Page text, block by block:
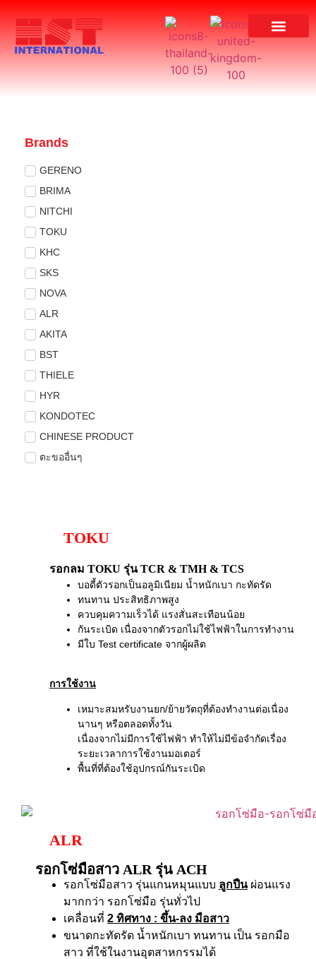
Brands
GERENO
BRIMA
NITCHI
TOKU
KHC
SKS
NOVA
ALR
AKITA
BST
THIELE
HYR
KONDOTEC
CHINESE PRODUCT
ตะขออื่นๆ
TOKU
รอกลม TOKU รุ่น TCR & TMH & TCS
บอดี้ตัวรอกเป็นอลูมิเนียม น้ำหนักเบา กะทัดรัด
ทนทาน ประสิทธิภาพสูง
ควบคุมความเร็วได้ แรงสั่นสะเทือนน้อย
กันระเบิด เนื่องจากตัวรอกไม่ใช้ไฟฟ้าในการทำงาน
มีใบ Test certificate จากผู้ผลิต
การใช้งาน
เหมาะสมหรับงานยก/ย้ายวัตถุที่ต้องทำงานต่อเนื่อง
นานๆ หรือตลอดทั้งวัน
เนื่องจากไม่มีการใช้ไฟฟ้า ทำให้ไม่มีข้อจำกัดเรื่อง
ระยะเวลาการใช้งานมอเตอร์
พื้นที่ที่ต้องใช้อุปกรณ์กันระเบิด
ALR
รอกโซ่มือสาว ALR รุ่น ACH
รอกโซ่มือสาว รุ่นแกนหมุนแบบ ลูกปืนผ่อนแรง
มากกว่า รอกโซ่มือ รุ่นทั่วไป
เคลื่อนที่ 2 ทิศทาง : ขึ้น-ลง มือสาว
ขนาดกะทัดรัด น้ำหนักเบา ทนทาน เป็น รอกมือ
สาว ที่ใช้ในงานอุตสาหกรรมได้